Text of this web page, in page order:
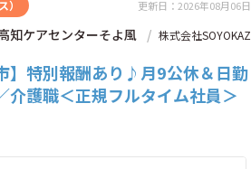
更新日：2026年08月06日
知ケアセンターそよ風
株式会社SOYOKAZ
】特別報酬あり♪月9公休＆日勤
護職＜正規フルタイム社員＞